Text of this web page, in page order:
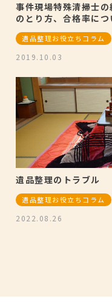
事件現場特殊清掃士
のとり方、合格率につ
遺品整理お役立ちコラム
2019.10.03
遺品整理のトラブル
遺品整理お役立ちコラム
2022.08.26